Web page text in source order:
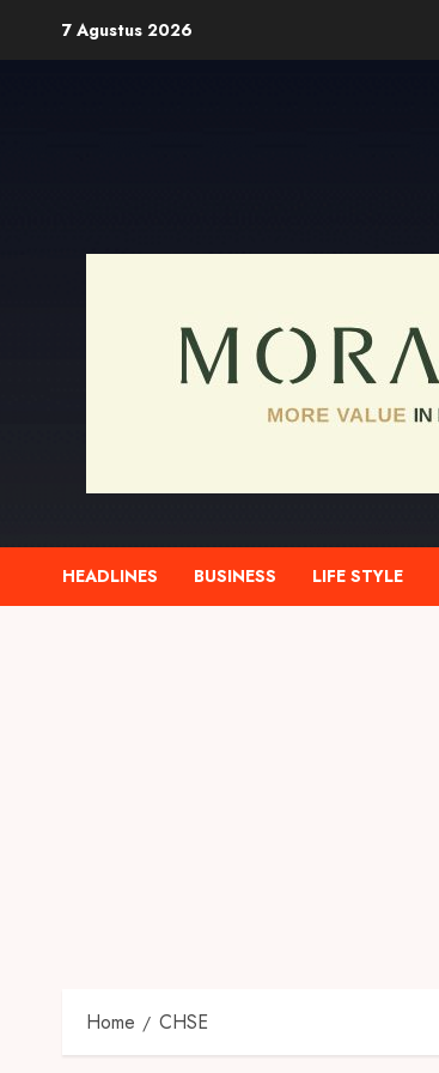
7 Agustus 2026
HEADLINES BUSINESS LIFE STYLE
Home CHSE